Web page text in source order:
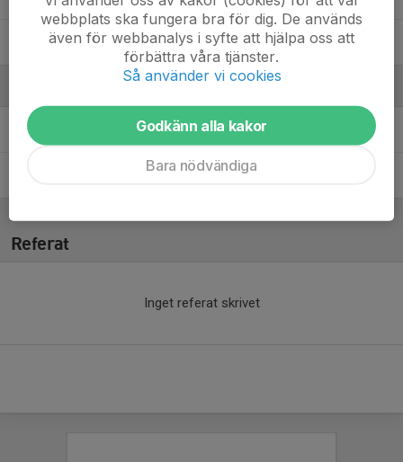
Olle Salonen
Henrik SundellTränare
Tränare
Referat
Inget referat skrivet
webbplats ska fungera bra för dig. De används
även för webbanalys i syfte att hjälpa oss att
förbättra våra tjänster.
Så använder vi cookies
Godkänn alla kakor
Bara nödvändiga